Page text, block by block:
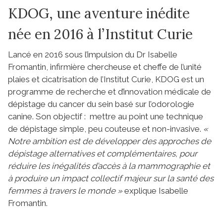
KDOG, une aventure inédite
née en 2016 à l’Institut Curie
Lancé en 2016 sous l’impulsion du Dr Isabelle
Fromantin, infirmière chercheuse et cheffe de l’unité
plaies et cicatrisation de l’Institut Curie, KDOG est un
programme de recherche et d’innovation médicale de
dépistage du cancer du sein basé sur l’odorologie
canine. Son objectif : mettre au point une technique
de dépistage simple, peu couteuse et non-invasive. «
Notre ambition est de développer des approches de
dépistage alternatives et complémentaires, pour
réduire les inégalités d’accès à la mammographie et
à produire un impact collectif majeur sur la santé des
femmes à travers le monde » explique Isabelle
Fromantin.